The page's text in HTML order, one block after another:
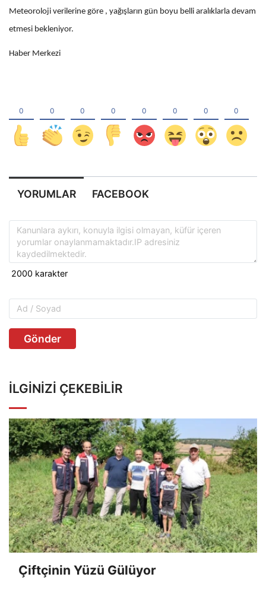
Meteoroloji verilerine göre , yağışların gün boyu belli aralıklarla devam
etmesi bekleniyor.
Haber Merkezi
YORUMLAR FACEBOOK
Gönder
İLGINIZI ÇEKEBILIR
Çiftçinin Yüzü Gülüyor